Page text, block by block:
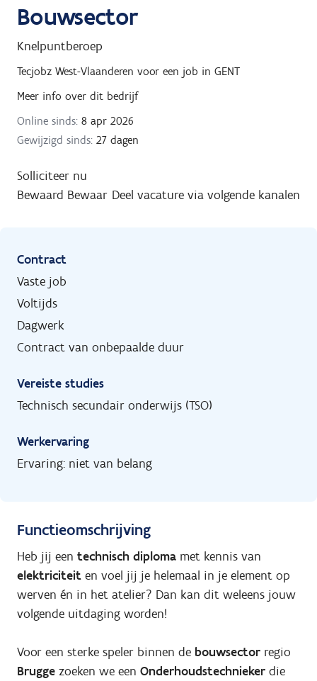
Bouwsector
Knelpuntberoep
Tecjobz West-Vlaanderen voor een job in GENT
Meer info over dit bedrijf
Online sinds: 8 apr 2026
Gewijzigd sinds: 27 dagen
Solliciteer nu
Bewaard Bewaar Deel vacature via volgende kanalen
Contract
Vaste job
Voltijds
Dagwerk
Contract van onbepaalde duur
Vereiste studies
Technisch secundair onderwijs (TSO)
Werkervaring
Ervaring: niet van belang
Functieomschrijving
Heb jij een technisch diploma met kennis van
elektriciteit en voel jij je helemaal in je element op
werven én in het atelier? Dan kan dit weleens jouw
volgende uitdaging worden!
Voor een sterke speler binnen de bouwsector regio
Brugge zoeken we een Onderhoudstechnieker die